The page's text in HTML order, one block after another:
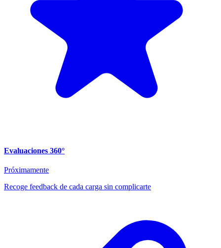
Evaluaciones 360°
Próximamente
Recoge feedback de cada carga sin complicarte